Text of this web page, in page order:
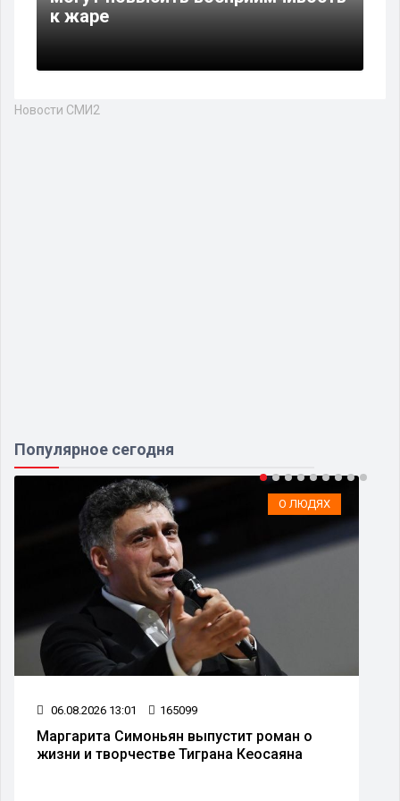
к жаре
Новости СМИ2
Популярное сегодня
О ЛЮДЯХ
05.08.2026 12:07 74611
В России начата процедура ликвидации
компании рэпера Элджея